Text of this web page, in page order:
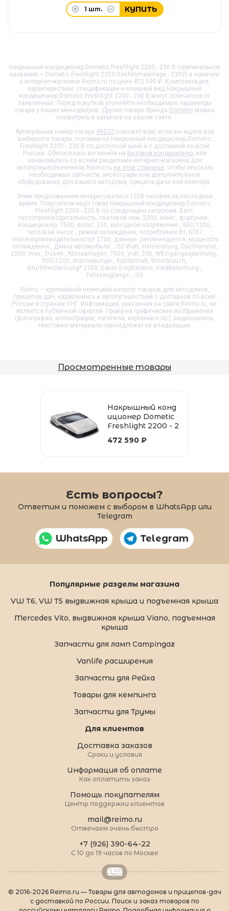
1 шт. КУПИТЬ
Накрышный кондиционер Dometic Freshlight 2200 - 230 В (оригинальное
название — Dometic Freshlight 2200 Dachklimaanlage - 230V) в наличии
в интернет-магазине Reimo.ru по цене 472 590 ₽. Комплектация,
характеристики, спецификации и внешний вид Накрышный
кондиционер Dometic Freshlight 2200 - 230 В могут отличаться от
заявленных. Перед покупкой уточняйте необходимые параметры
товара у наших менеджеров. Другие товары бренда Dometic можно
посмотреть в каталоге на нашем сайте.
Артикульный номер товара 49532 поможет вам, если вы ищете или
выбираете товары, похожие на Накрышный кондиционер Dometic
Freshlight 2200 - 230 В по доступной цене и с доставкой по всей
России. Обязательно взгляните на Бытовой кондиционер, или
ознакомьтесь со всеми разделами интернет-магазина для
автопутешественников Reimo.ru на этой странице , чтобы отыскать
необходимые запчасти, аксессуары или дополнительное
оборудование для вашего автодома, прицепа-дачи или кемпера.
Этим предложением интересовались 1258 человек за последнее
время. Покупатели ищут товар Накрышный кондиционер Dometic
Freshlight 2200 - 230 В по следующим запросам: Ватт,
теплопроизводительность, световой люк, 2200, макс., форсунки:,
кондиционер, 7500, вольт, 230, выходное напряжение:, 950/1200,
тепловой насос:, режим охлаждения, потребление Вт, БТЕ/
чтеплопроизводительность*:2700, данные :рекомендуется, мощность
охлаждения:, Длина автомобиля:, /50 Watt, Heizleistung, Dachfenster,
2200, max., Düsen:, Klimaanlagen, 7500, Volt, 230, WEingangsspannung:,
950/1200, Wärmepumpe:, Kühlbetrieb, WVerbrauch,
Btu/hHeizleistung*:2700, Daten:Empfohlene, mKälteleistung:,
Fahrzeuglänge:, /50
Reimo — крупнейший немецкий каталог товаров для автодомов,
прицепов-дач, караванинга и автопутешествий с доставкой по всей
России и странам СНГ. Информация, указанная на сайте Reimo.ru, не
является публичной офертой. Права на графические изображения
(фотографии, иллюстрации, логотипы, картинки и пр.), видеозаписи,
текстовые материалы принадлежат их владельцам.
Просмотренные товары
Накрышный конд
иционер Dometic
Freshlight 2200 - 2
472 590 ₽
Есть вопросы?
Ответим и поможем с выбором в WhatsApp или
Telegram
WhatsApp Telegram
Популярные разделы магазина
VW T6, VW T5 выдвижная крыша и подъемная крыша
Mercedes Vito, выдвижная крыша Viano, подъемная
крыша
Запчасти для ламп Campingaz
Vanlife расширения
Запчасти для Рейха
Товары для кемпинга
Запчасти для Трумы
Для клиентов
Доставка заказов
Сроки и условия
Информация об оплате
Как оплатить заказ
Помощь покупателям
Центр поддержки клиентов
mail@reimo.ru
Отвечаем очень быстро
+7 (926) 390-64-22
С 10 до 19 часов по Москве
© 2016-2026 Reimo.ru — Товары для автодомов и прицепов-дач
с доставкой по России. Поиск и заказ товаров по